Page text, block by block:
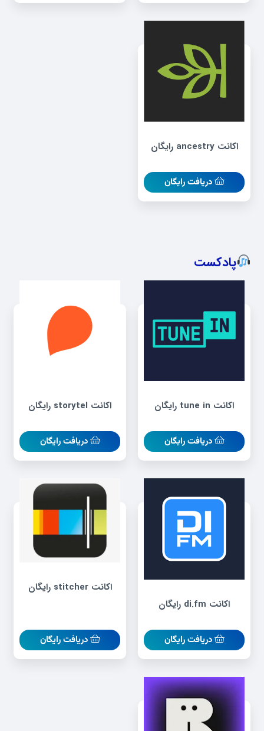
اکانت ancestry رایگان
دریافت رایگان
پادکست
اکانت tune in رایگان
دریافت رایگان
اکانت storytel رایگان
دریافت رایگان
اکانت di.fm رایگان
دریافت رایگان
اکانت stitcher رایگان
دریافت رایگان